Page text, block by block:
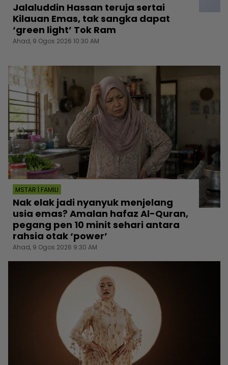
Jalaluddin Hassan teruja sertai
Kilauan Emas, tak sangka dapat
‘green light’ Tok Ram
Ahad, 9 Ogos 2026 10:30 AM
MSTAR | FAMILI
Nak elak jadi nyanyuk menjelang
usia emas? Amalan hafaz Al-Quran,
pegang pen 10 minit sehari antara
rahsia otak ‘power’
Ahad, 9 Ogos 2026 9:30 AM